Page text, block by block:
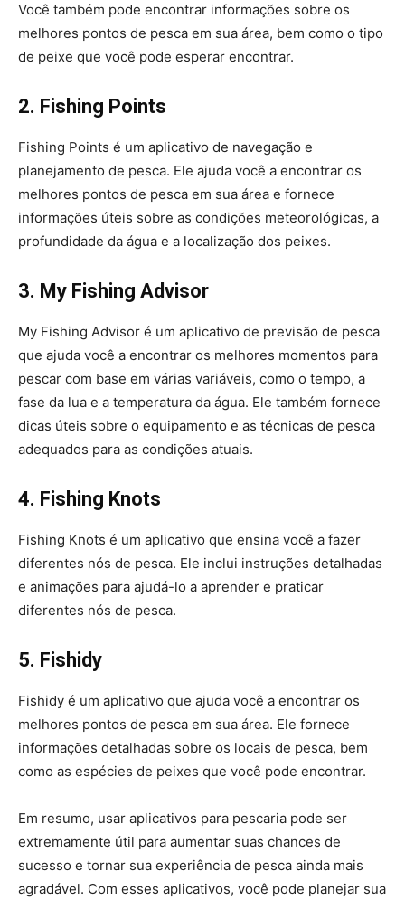
Você também pode encontrar informações sobre os
melhores pontos de pesca em sua área, bem como o tipo
de peixe que você pode esperar encontrar.
2. Fishing Points
Fishing Points é um aplicativo de navegação e
planejamento de pesca. Ele ajuda você a encontrar os
melhores pontos de pesca em sua área e fornece
informações úteis sobre as condições meteorológicas, a
profundidade da água e a localização dos peixes.
3. My Fishing Advisor
My Fishing Advisor é um aplicativo de previsão de pesca
que ajuda você a encontrar os melhores momentos para
pescar com base em várias variáveis, como o tempo, a
fase da lua e a temperatura da água. Ele também fornece
dicas úteis sobre o equipamento e as técnicas de pesca
adequados para as condições atuais.
4. Fishing Knots
Fishing Knots é um aplicativo que ensina você a fazer
diferentes nós de pesca. Ele inclui instruções detalhadas
e animações para ajudá-lo a aprender e praticar
diferentes nós de pesca.
5. Fishidy
Fishidy é um aplicativo que ajuda você a encontrar os
melhores pontos de pesca em sua área. Ele fornece
informações detalhadas sobre os locais de pesca, bem
como as espécies de peixes que você pode encontrar.
Em resumo, usar aplicativos para pescaria pode ser
extremamente útil para aumentar suas chances de
sucesso e tornar sua experiência de pesca ainda mais
agradável. Com esses aplicativos, você pode planejar sua